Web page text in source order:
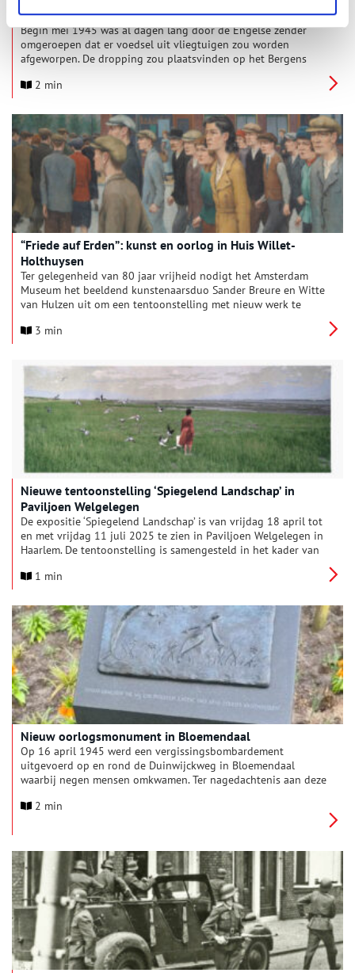
bevrijding, een dropping
Begin mei 1945 was al dagen lang door de Engelse zender
omgeroepen dat er voedsel uit vliegtuigen zou worden
afgeworpen. De dropping zou plaatsvinden op het Bergens
plaats. 20 vliegtuigen wiepen 1700 pakketten af.
2 min
“Friede auf Erden”: kunst en oorlog in Huis Willet-
Holthuysen
Ter gelegenheid van 80 jaar vrijheid nodigt het Amsterdam
Museum het beeldend kunstenaarsduo Sander Breure en Witte
van Hulzen uit om een tentoonstelling met nieuw werk te
Willet-Holthuysen.
3 min
Nieuwe tentoonstelling ‘Spiegelend Landschap’ in
Paviljoen Welgelegen
De expositie ‘Spiegelend Landschap’ is van vrijdag 18 april tot
en met vrijdag 11 juli 2025 te zien in Paviljoen Welgelegen in
Haarlem. De tentoonstelling is samengesteld in het kader van
1 min
Nieuw oorlogsmonument in Bloemendaal
Op 16 april 1945 werd een vergissingsbombardement
uitgevoerd op en rond de Duinwijckweg in Bloemendaal
waarbij negen mensen omkwamen. Ter nagedachtenis aan deze
monument onthuld in het Simon de Heerplantsoen door de
2 min